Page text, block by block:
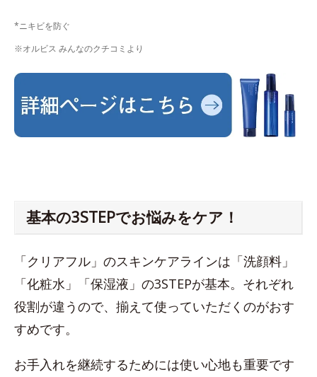
*ニキビを防ぐ
※オルビス みんなのクチコミより
基本の3STEPでお悩みをケア！
「クリアフル」のスキンケアラインは「洗顔料」
「化粧水」「保湿液」の3STEPが基本。それぞれ
役割が違うので、揃えて使っていただくのがおす
すめです。
お手入れを継続するためには使い心地も重要です